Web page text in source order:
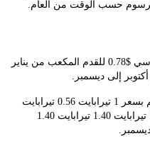
الوقت من العام.
عادةً ما تكون المنتجات ذات الحجم القياسي $0.78 للقدم المكعب من يناير
يتم تحصيل رسوم المنتجات كبيرة الحجم بسعر 1 تيرابايت 0.56 تيرابايت
للقدم المكعب من يناير إلى سبتمبر، و1 تيرابايت 1.40 تيرابايت 1.40